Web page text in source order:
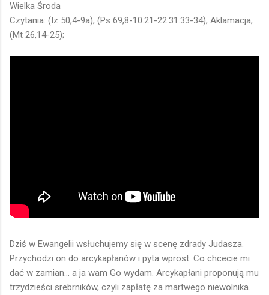
Wielka Środa
Czytania: (Iz 50,4-9a); (Ps 69,8-10.21-22.31.33-34); Aklamacja;
(Mt 26,14-25);
Dziś w Ewangelii wsłuchujemy się w scenę zdrady Judasza.
Przychodzi on do arcykapłanów i pyta wprost: Co chcecie mi
dać w zamian... a ja wam Go wydam. Arcykapłani proponują mu
trzydzieści srebrników, czyli zapłatę za martwego niewolnika.